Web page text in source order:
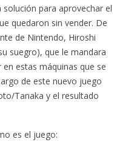
para aprovechar el
quedaron sin vender. De
de Nintendo, Hiroshi
suegro), que le mandara
estas máquinas que se
de este nuevo juego
Tanaka y el resultado
es el juego: